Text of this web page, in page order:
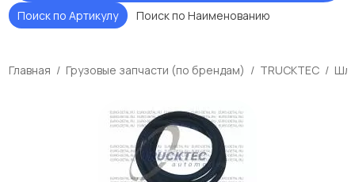
Поиск по Артикулу Поиск по Наименованию
Главная Грузовые запчасти (по брендам) TRUCKTEC